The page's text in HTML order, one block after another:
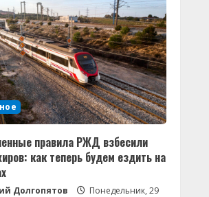
правила РЖД взбесили
как теперь будем ездить на
Долгопятов
Понедельник, 29